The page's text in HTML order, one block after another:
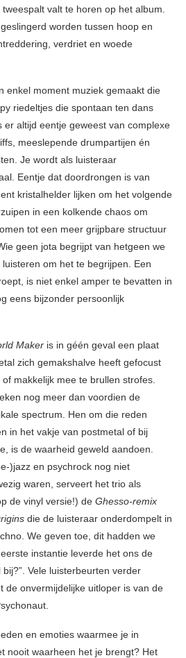
valt te horen op het album.
worden tussen hoop en
verdriet en woede
enkel moment muziek gemaakt die
riedeltjes die spontaan ten dans
er altijd eentje geweest van complexe
meeslepende drumpartijen én
Je wordt als luisteraar
Eentje dat doordrongen is van
kristalhelder lijken om het volgende
in een kolkende chaos om
tot een meer grijpbare structuur
geen jota begrijpt van hetgeen we
om het te begrijpen. Een
is niet enkel amper te bevatten in
eens bijzonder persoonlijk
Maker is in géén geval een plaat
zich gemakshalve heeft gefocust
makkelijk mee te brullen strofes.
nog meer dan voordien de
spectrum. Hen om die reden
in het vakje van postmetal of bij
is de waarheid geweld aandoen.
)jazz en psychrock nog niet
waren, serveert het trio als
de vinyl versie!) de Ghesso-remix
die de luisteraar onderdompelt in
We geven toe, dit hadden we
instantie leverde het ons de
Vele luisterbeurten verder
de onvermijdelijke uitloper is van de
en emoties waarmee je in
nooit waarheen het je brengt? Het